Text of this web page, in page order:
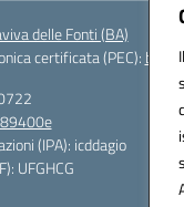
delle Fonti (BA)
certificata (PEC):
(IPA): icddagio
UFGHCG